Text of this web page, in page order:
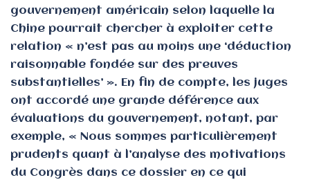
gouvernement américain selon laquelle la
Chine pourrait chercher à exploiter cette
relation « n’est pas au moins une ‘déduction
raisonnable fondée sur des preuves
substantielles’ ». En fin de compte, les juges
ont accordé une grande déférence aux
évaluations du gouvernement, notant, par
exemple, « Nous sommes particulièrement
prudents quant à l’analyse des motivations
du Congrès dans ce dossier en ce qui